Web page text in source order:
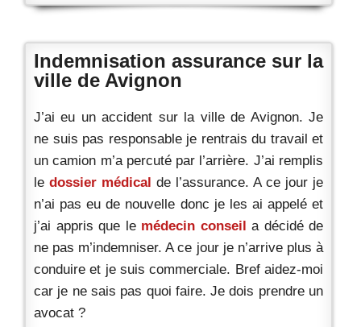
Indemnisation assurance sur la
ville de Avignon
J’ai eu un accident sur la ville de Avignon. Je
ne suis pas responsable je rentrais du travail et
un camion m’a percuté par l’arrière. J’ai remplis
le dossier médical de l’assurance. A ce jour je
n’ai pas eu de nouvelle donc je les ai appelé et
j’ai appris que le médecin conseil a décidé de
ne pas m’indemniser. A ce jour je n’arrive plus à
conduire et je suis commerciale. Bref aidez-moi
car je ne sais pas quoi faire. Je dois prendre un
avocat ?